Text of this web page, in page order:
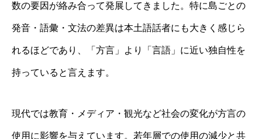
数の要因が絡み合って発展してきました。特に島ごとの
発音・語彙・文法の差異は本土語話者にも大きく感じら
れるほどであり、「方言」より「言語」に近い独自性を
持っていると言えます。
現代では教育・メディア・観光など社会の変化が方言の
使用に影響を与えています。若年層での使用の減少と共